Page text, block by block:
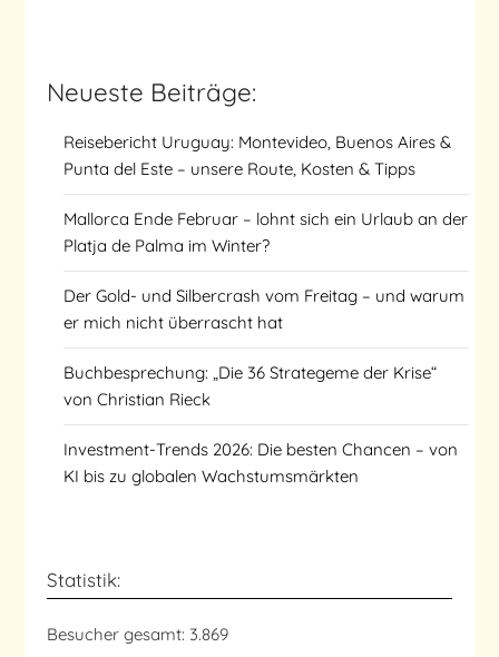
Neueste Beiträge:
Reisebericht Uruguay: Montevideo, Buenos Aires &
Punta del Este – unsere Route, Kosten & Tipps
Mallorca Ende Februar – lohnt sich ein Urlaub an der
Platja de Palma im Winter?
Der Gold- und Silbercrash vom Freitag – und warum
er mich nicht überrascht hat
Buchbesprechung: „Die 36 Strategeme der Krise“
von Christian Rieck
Investment-Trends 2026: Die besten Chancen – von
KI bis zu globalen Wachstumsmärkten
Statistik:
Besucher gesamt: 3.869